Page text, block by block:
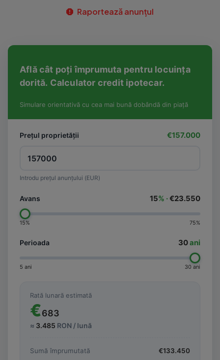
Raportează anunțul
Află cât poți împrumuta pentru locuința
dorită. Calculator credit ipotecar.
Simulare orientativă cu cea mai bună dobândă din piață
Prețul proprietății €157.000
Introdu prețul anunțului (EUR)
Avans 15% ·€23.550
15% 75%
Perioada 30ani
5 ani 30 ani
Rată lunară estimată
€683
≈ 3.485 RON / lună
Sumă împrumutată €133.450